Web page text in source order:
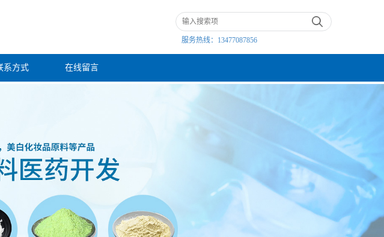
服务热线： 13477087856
系方式 在线留言